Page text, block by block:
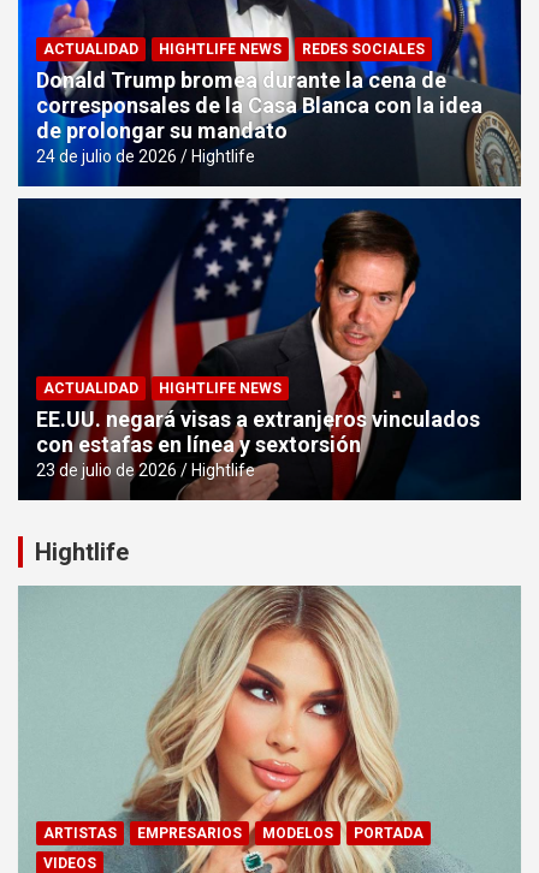
ACTUALIDAD HIGHTLIFE NEWS REDES SOCIALES
Donald Trump bromea durante la cena de
corresponsales de la Casa Blanca con la idea
de prolongar su mandato
24 de julio de 2026 Hightlife
ACTUALIDAD HIGHTLIFE NEWS
EE.UU. negará visas a extranjeros vinculados
con estafas en línea y sextorsión
23 de julio de 2026 Hightlife
Hightlife
ARTISTAS EMPRESARIOS MODELOS
PORTADA
VIDEOS